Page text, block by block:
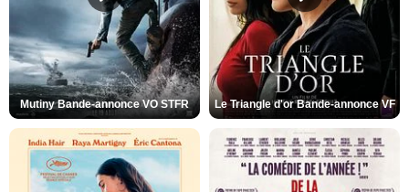
Mutiny Bande-annonce VO STFR Le Triangle d'or Bande-annonce VF